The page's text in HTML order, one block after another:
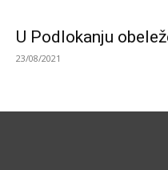
U Podlokanju
23/08/2021